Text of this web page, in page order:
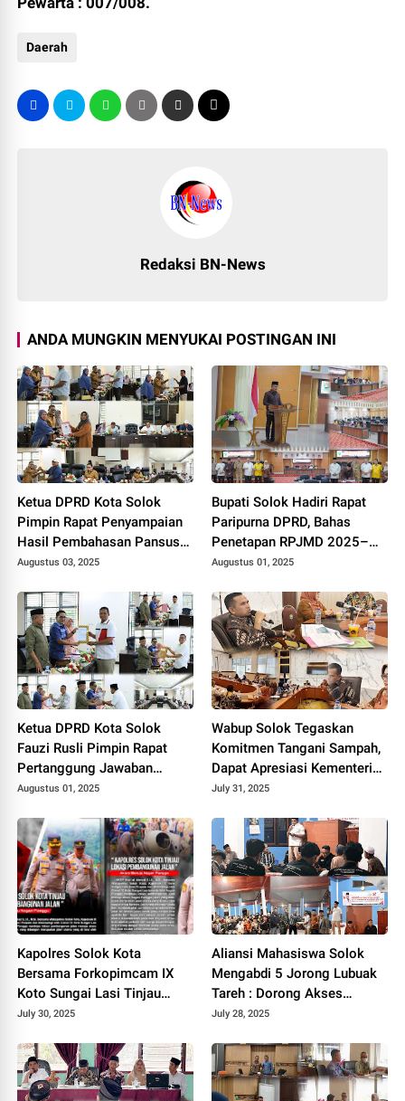
Daerah
Redaksi BN-News
ANDA MUNGKIN MENYUKAI POSTINGAN INI
Ketua DPRD Kota Solok
Pimpin Rapat Penyampaian
Hasil Pembahasan Pansus
RPJMD Tahun 2025-2029.
Augustus 03, 2025
Bupati Solok Hadiri Rapat
Paripurna DPRD, Bahas
Penetapan RPJMD 2025–
2029
Augustus 01, 2025
Ketua DPRD Kota Solok
Fauzi Rusli Pimpin Rapat
Pertanggung Jawaban
Pelaksanaan APBD Kota
Augustus 01, 2025
Wabup Solok Tegaskan
Komitmen Tangani Sampah,
Dapat Apresiasi Kementerian
Lingkungan Hidup.
July 31, 2025
Kapolres Solok Kota
Bersama Forkopimcam IX
Koto Sungai Lasi Tinjau
Pembangunan Jalan Menuju
July 30, 2025
Aliansi Mahasiswa Solok
Mengabdi 5 Jorong Lubuak
Tareh : Dorong Akses
Kesehatan, Pendidikan, dan
July 28, 2025